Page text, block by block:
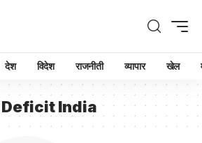
देश विदेश राजनीती व्यापार खेल
India